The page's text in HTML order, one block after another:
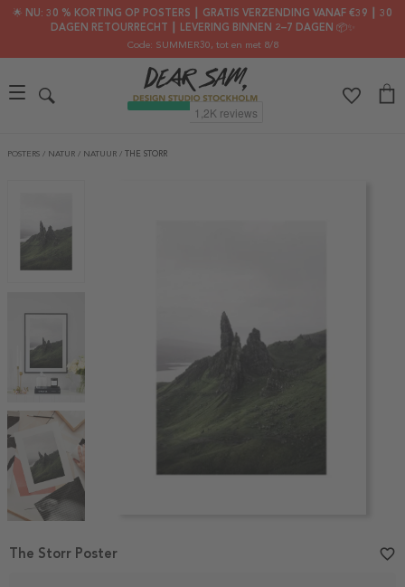
🌟 NU: 30 % KORTING OP POSTERS ┃ GRATIS VERZENDING VANAF €39 ┃ 30
DAGEN RETOURRECHT ┃ LEVERING BINNEN 2–7 DAGEN 📦✨
Code: SUMMER30, tot en met 8/8
POSTERS / NATUR / NATUUR / THE STORR
1
The Storr Poster favorite_border